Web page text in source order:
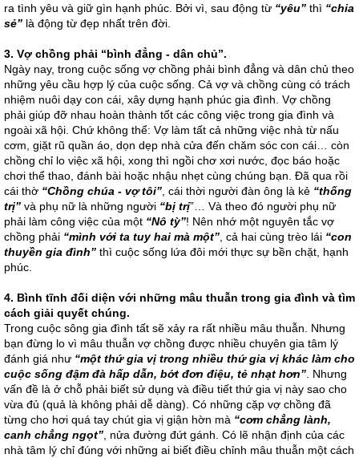
ra tình yêu và giữ gìn hạnh phúc. Bởi vì, sau động từ “yêu” thì “chia
sẻ” là động từ đẹp nhất trên đời.
3. Vợ chồng phải “bình đẳng - dân chủ”.
Ngày nay, trong cuộc sống vợ chồng phải bình đẳng và dân chủ theo
những yêu cầu hợp lý của cuộc sống. Cả vợ và chồng cùng có trách
nhiệm nuôi dạy con cái, xây dựng hạnh phúc gia đình. Vợ chồng
phải giúp đỡ nhau hoàn thành tốt các công việc trong gia đình và
ngoài xã hội. Chứ không thể: Vợ làm tất cả những việc nhà từ nấu
cơm, giặt rũ quần áo, dọn dẹp nhà cửa đến chăm sóc con cái… còn
chồng chỉ lo việc xã hội, xong thì ngồi chơ xơi nước, đọc báo hoặc
chơi thể thao, đánh bài hoặc nhậu nhẹt cùng chúng bạn. Đã qua rồi
cái thờ “Chồng chúa - vợ tôi” , cái thời người đàn ông là kẻ “thống
trị” và phụ nữ là những người “bị trị”… Và theo đó người phụ nữ
phải làm công việc của một “Nô tỳ”! Nên nhớ một nguyên tắc vợ
chồng phải “mình với ta tuy hai mà một” , cả hai cùng trèo lái “con
thuyền gia đình” thì cuộc sống lứa đôi mới thực sự bền chặt, hạnh
phúc.
4. Bình tĩnh đối diện với những mâu thuẫn trong gia đình và tìm
cách giải quyết chúng.
Trong cuộc sông gia đình tất sẽ xảy ra rất nhiều mâu thuẫn. Nhưng
bạn đừng lo vì mâu thuẫn vợ chồng được nhiều chuyên gia tâm lý
đánh giá như “một thứ gia vị trong nhiều thứ gia vị khác làm cho
cuộc sống đậm đà hấp dẫn, bớt đơn điệu, tẻ nhạt hơn” . Nhưng
vấn đề là ở chỗ phải biết sử dụng và điều tiết thứ gia vị này sao cho
vừa đủ (quả là không phải dễ dàng). Có những cặp vợ chồng đã
từng cho hơi quá tay chút gia vị giận hờn mà “cơm chẳng lành,
canh chẳng ngọt” , nửa đường đứt gánh. Có lẽ nhận định của các
nhà tâm lý chỉ đúng với những ai biết điều chỉnh mâu thuẫn một cách